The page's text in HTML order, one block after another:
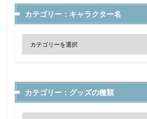
カテゴリー：キャラクター名
カテゴリー：グッズの種類